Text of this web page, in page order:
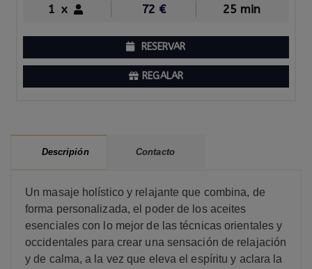
1 x 72 € 25 min
RESERVAR
REGALAR
Un masaje holístico y relajante que combina, de
forma personalizada, el poder de los aceites
esenciales con lo mejor de las técnicas orientales y
occidentales para crear una sensación de relajación
y de calma, a la vez que eleva el espíritu y aclara la
Descripión Contacto